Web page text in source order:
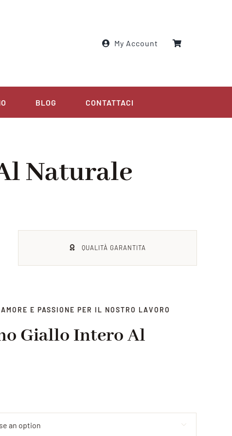
My Account
BLOG CONTATTACI
Naturale
QUALITÀ GARANTITA
E PASSIONE PER IL NOSTRO LAVORO
Giallo Intero Al
